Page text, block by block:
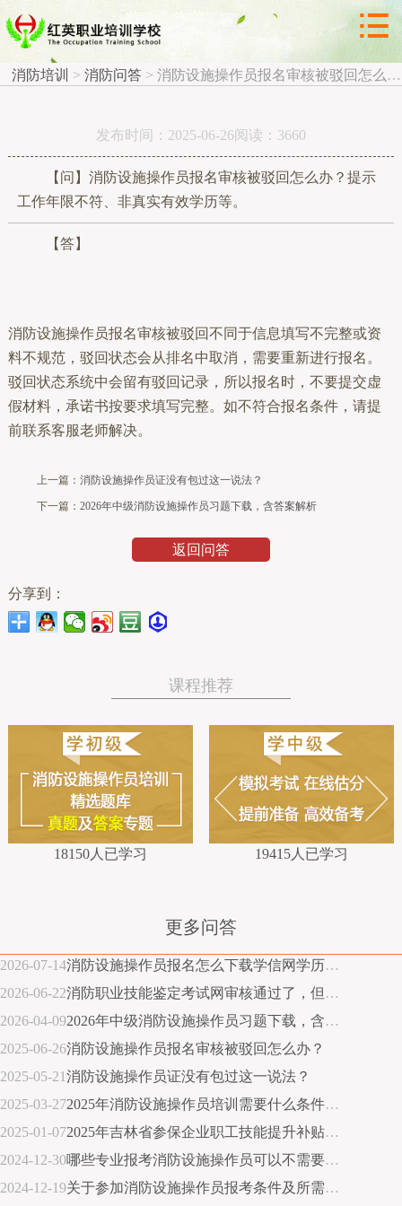

 消防问答 
消防培训 > 消防问答 > 消防设施操作员报名审核被驳回怎么办？
发布时间：2025-06-26阅读：3660
【问】消防设施操作员报名审核被驳回怎么办？提示
工作年限不符、非真实有效学历等。
【答】
消防设施操作员报名审核被驳回不同于信息填写不完整或资
料不规范，驳回状态会从排名中取消，需要重新进行报名。
驳回状态系统中会留有驳回记录，所以报名时，不要提交虚
假材料，承诺书按要求填写完整。如不符合报名条件，请提
前联系客服老师解决。
上一篇： 消防设施操作员证没有包过这一说法？
下一篇： 2026年中级消防设施操作员习题下载，含答案解析
返回问答
分享到：
课程推荐
18150人已学习 19415人已学习
更多问答
2026-07-14消防设施操作员报名怎么下载学信网学历证明？
2026-06-22消防职业技能鉴定考试网审核通过了，但想换照片怎么办？
2026-04-092026年中级消防设施操作员习题下载，含答案解析
2025-06-26消防设施操作员报名审核被驳回怎么办？
2025-05-21消防设施操作员证没有包过这一说法？
2025-03-272025年消防设施操作员培训需要什么条件？消防培训报名条件查询
2025-01-072025年吉林省参保企业职工技能提升补贴标准
2024-12-30哪些专业报考消防设施操作员可以不需要工作年限？
2024-12-19关于参加消防设施操作员报考条件及所需材料说明